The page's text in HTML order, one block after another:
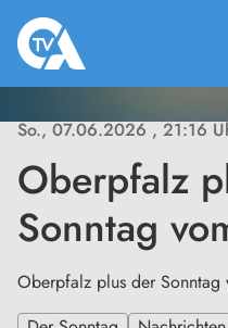
So., 07.06.2026, 21:16
Oberpfalz
Sonntag
Oberpfalz plus der